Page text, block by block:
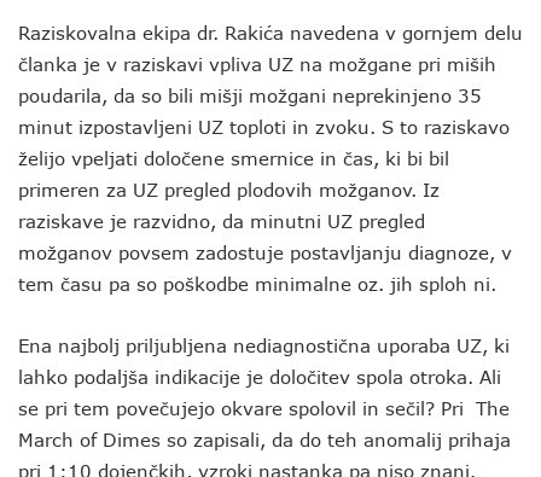
Raziskovalna ekipa dr. Rakića navedena v gornjem delu
članka je v raziskavi vpliva UZ na možgane pri miših
poudarila, da so bili mišji možgani neprekinjeno 35
minut izpostavljeni UZ toploti in zvoku. S to raziskavo
želijo vpeljati določene smernice in čas, ki bi bil
primeren za UZ pregled plodovih možganov. Iz
raziskave je razvidno, da minutni UZ pregled
možganov povsem zadostuje postavljanju diagnoze, v
tem času pa so poškodbe minimalne oz. jih sploh ni.
Ena najbolj priljubljena nediagnostična uporaba UZ, ki
lahko podaljša indikacije je določitev spola otroka. Ali
se pri tem povečujejo okvare spolovil in sečil? Pri The
March of Dimes so zapisali, da do teh anomalij prihaja
pri 1:10 dojenčkih, vzroki nastanka pa niso znani.